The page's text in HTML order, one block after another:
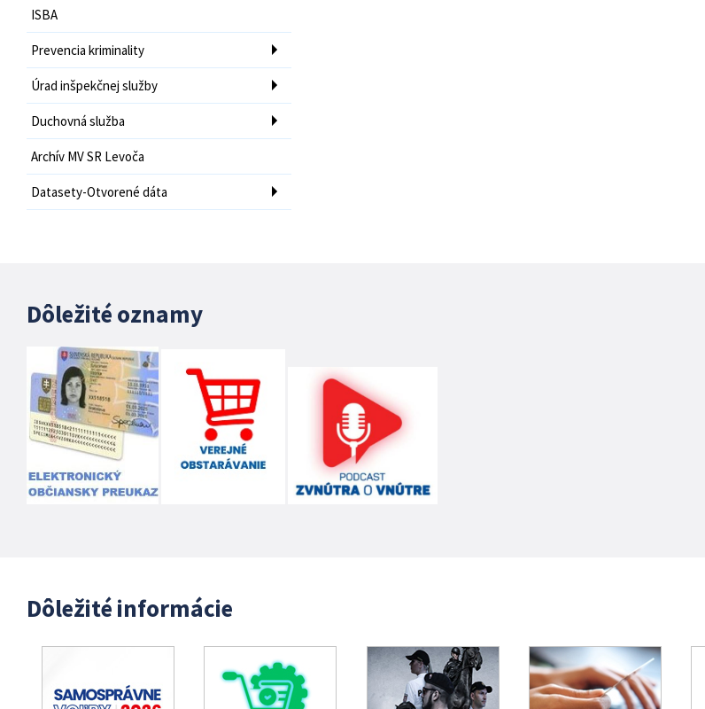
ISBA
Prevencia kriminality
Úrad inšpekčnej služby
Duchovná služba
Archív MV SR Levoča
Datasety-Otvorené dáta
Dôležité oznamy
Dôležité informácie